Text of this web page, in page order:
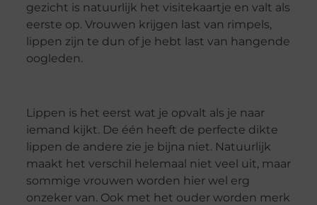
gezicht is natuurlijk het visitekaartje en valt als
eerste op. Vrouwen krijgen last van rimpels,
lippen zijn te dun of je hebt last van hangende
oogleden.
Lippen is het eerst wat je opvalt als je naar
iemand kijkt. De één heeft de perfecte dikte
lippen de andere zie je bijna niet. Natuurlijk
maakt het verschil helemaal niet veel uit, maar
sommige vrouwen worden hier wel erg
onzeker van. Ook met het ouder worden merk